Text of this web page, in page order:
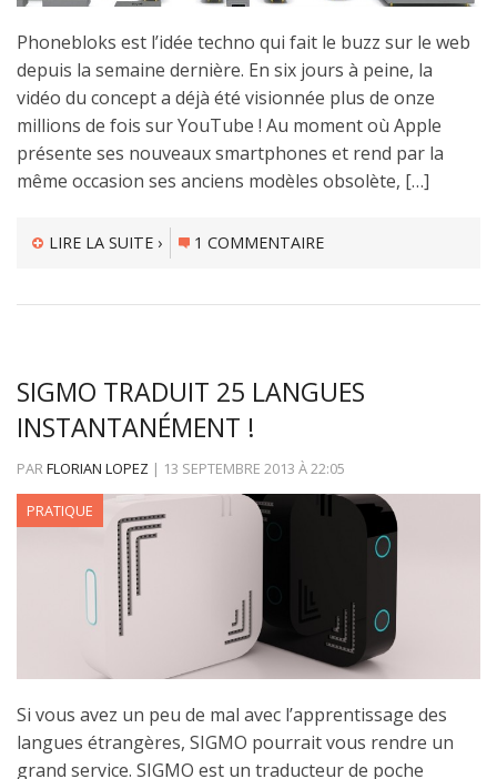
Phonebloks est l’idée techno qui fait le buzz sur le web
depuis la semaine dernière. En six jours à peine, la
vidéo du concept a déjà été visionnée plus de onze
millions de fois sur YouTube ! Au moment où Apple
présente ses nouveaux smartphones et rend par la
même occasion ses anciens modèles obsolète, […]
LIRE LA SUITE › 1 COMMENTAIRE
SIGMO TRADUIT 25 LANGUES
INSTANTANÉMENT !
PARFLORIAN LOPEZ | 13 SEPTEMBRE 2013 À22:05
PRATIQUE
Si vous avez un peu de mal avec l’apprentissage des
langues étrangères, SIGMO pourrait vous rendre un
grand service. SIGMO est un traducteur de poche